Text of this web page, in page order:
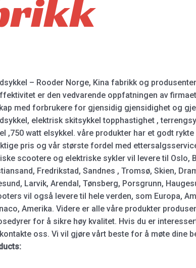
– Rooder Norge, Kina fabrikk og
er den vedvarende oppfatningen av
med forbrukere for gjensidig gjensidighet og
elektrisk skitsykkel topphastighet ,
,750 watt elsykkel. våre produkter har et godt
pris og vår største fordel med
scootere og elektriske sykler vil levere til Oslo,
Fredrikstad, Sandnes , Tromsø, Skien,
Larvik, Arendal, Tønsberg, Porsgrunn,
vil også levere til hele verden, som Europa,
Amerika. Videre er alle våre produkter
for å sikre høy kvalitet. Hvis du er
oss. Vi vil gjøre vårt beste for å møte dine